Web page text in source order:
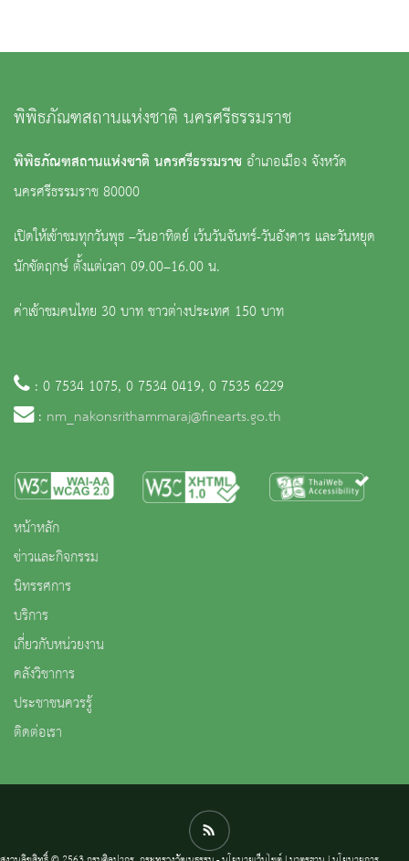
พิพิธภัณฑสถานแห่งชาติ นครศรีธรรมราช
พิพิธภัณฑสถานแห่งชาติ นครศรีธรรมราชอำเภอเมือง จังหวัด
นครศรีธรรมราช 80000
เปิดให้เข้าชมทุกวันพุธ –วันอาทิตย์ เว้นวันจันทร์-วันอังคาร และวันหยุด
นักขัตฤกษ์ ตั้งแต่เวลา 09.00–16.00 น.
ค่าเข้าชมคนไทย 30 บาท ชาวต่างประเทศ 150 บาท
: 0 7534 1075, 0 7534 0419, 0 7535 6229
: nm_nakonsrithammaraj@finearts.go.th
หน้าหลัก
ข่าวและกิจกรรม
นิทรรศการ
บริการ
เกี่ยวกับหน่วยงาน
คลังวิชาการ
ประชาชนควรรู้
ติดต่อเรา